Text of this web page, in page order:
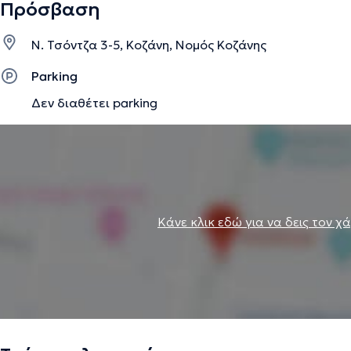
Πρόσβαση
Ν. Τσόντζα 3-5, Κοζάνη, Νομός Κοζάνης
Parking
Δεν διαθέτει parking
Κάνε κλικ εδώ για να δεις τον